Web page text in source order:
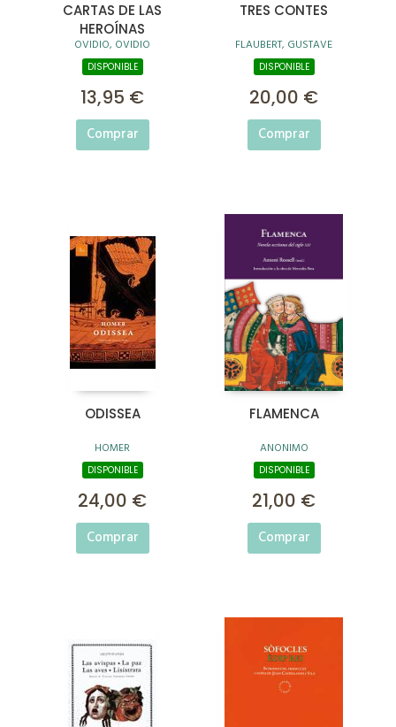
CARTAS DE LAS
HEROÍNAS
OVIDIO, OVIDIO
DISPONIBLE
13,95 €
Comprar
TRES CONTES
FLAUBERT, GUSTAVE
DISPONIBLE
20,00 €
Comprar
ODISSEA
HOMER
DISPONIBLE
24,00 €
Comprar
FLAMENCA
ANONIMO
DISPONIBLE
21,00 €
Comprar